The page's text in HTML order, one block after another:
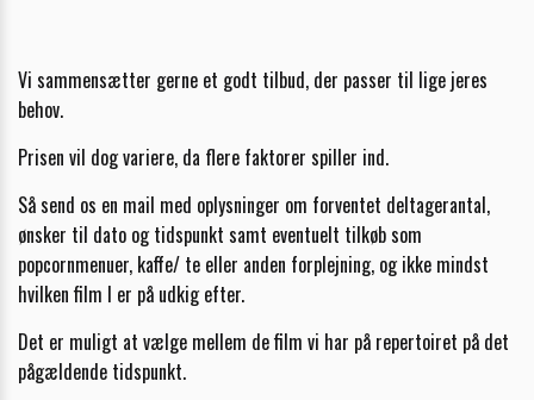
Vi sammensætter gerne et godt tilbud, der passer til lige jeres
behov.
Prisen vil dog variere, da flere faktorer spiller ind.
Så send os en mail med oplysninger om forventet deltagerantal,
ønsker til dato og tidspunkt samt eventuelt tilkøb som
popcornmenuer, kaffe/ te eller anden forplejning, og ikke mindst
hvilken film I er på udkig efter.
Det er muligt at vælge mellem de film vi har på repertoiret på det
pågældende tidspunkt.